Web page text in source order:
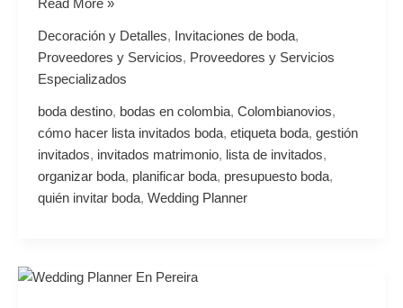
Read More »
Decoración y Detalles, Invitaciones de boda,
Proveedores y Servicios, Proveedores y Servicios
Especializados
boda destino, bodas en colombia, Colombianovios,
cómo hacer lista invitados boda, etiqueta boda, gestión
invitados, invitados matrimonio, lista de invitados,
organizar boda, planificar boda, presupuesto boda,
quién invitar boda, Wedding Planner
Decoración